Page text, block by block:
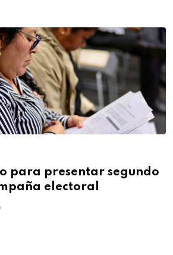
para presentar segundo
electoral